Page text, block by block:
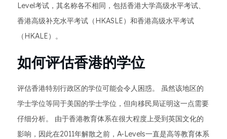
Level考试，其名称各不相同，包括香港大学高级水平考试、
香港高级补充水平考试（HKASLE）和香港高级水平考试
（HKALE）。
如何评估香港的学位
评估香港特别行政区的学位可能会令人困惑。 虽然该地区的
学士学位等同于美国的学士学位，但向移民局证明这一点需要
仔细分析。 由于香港教育体系在很大程度上受到英国文化的
影响，因此在2011年解散之前，A-Levels一直是高等教育体系